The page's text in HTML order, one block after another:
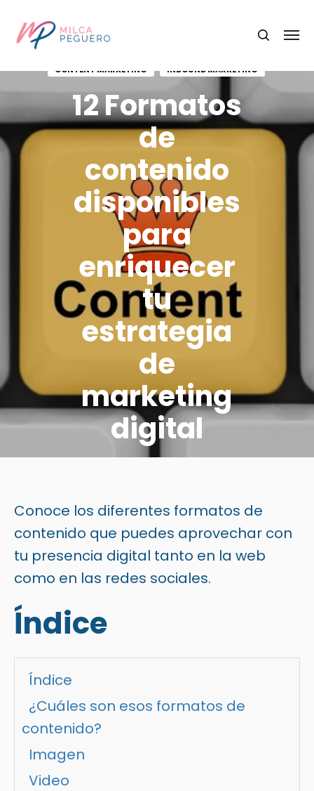
CONTENT MARKETING INBOUND MARKETING
12 Formatos
de
contenido
disponibles
para
enriquecer
tu
estrategia
de
marketing
digital
Conoce los diferentes formatos de
contenido que puedes aprovechar con
tu presencia digital tanto en la web
como en las redes sociales.
Índice
Índice
¿Cuáles son esos formatos de
contenido?
Imagen
Video